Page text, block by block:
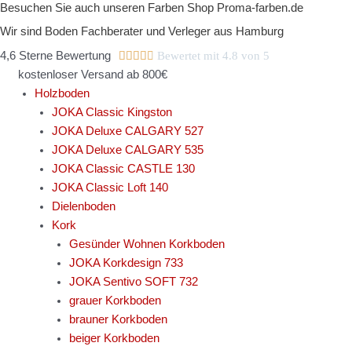
Zum
Inhalt
Besuchen Sie auch unseren Farben Shop Proma-farben.de
Wir sind Boden Fachberater und Verleger aus Hamburg
4,6 Sterne Bewertung      Bewertet mit 4.8 von 5
kostenloser Versand ab 800€
Holzboden
JOKA Classic Kingston
JOKA Deluxe CALGARY 527
JOKA Deluxe CALGARY 535
JOKA Classic CASTLE 130
JOKA Classic Loft 140
Dielenboden
Kork
Gesünder Wohnen Korkboden
JOKA Korkdesign 733
JOKA Sentivo SOFT 732
grauer Korkboden
brauner Korkboden
beiger Korkboden